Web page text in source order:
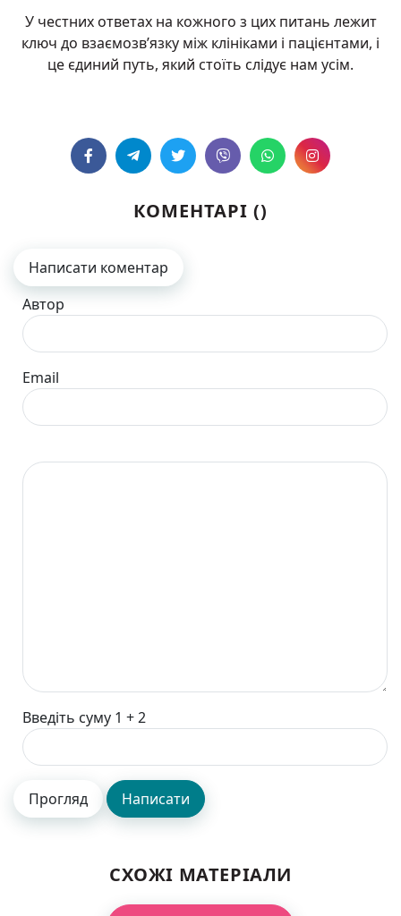
У честних ответах на кожного з цих питань лежит
ключ до взаємозв’язку між клініками і пацієнтами, і
це єдиний путь, який стоїть слідує нам усім.
КОМЕНТАРІ ()
Написати коментар
Автор
Email
Введіть суму 1 + 2
СХОЖІ МАТЕРІАЛИ